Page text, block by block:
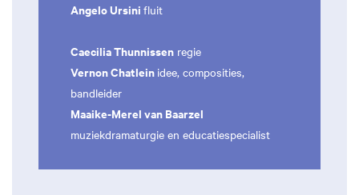
Angelo Ursini fluit
Caecilia Thunnissen regie
Vernon Chatlein idee, composities,
bandleider
Maaike-Merel van Baarzel
muziekdramaturgie en educatiespecialist